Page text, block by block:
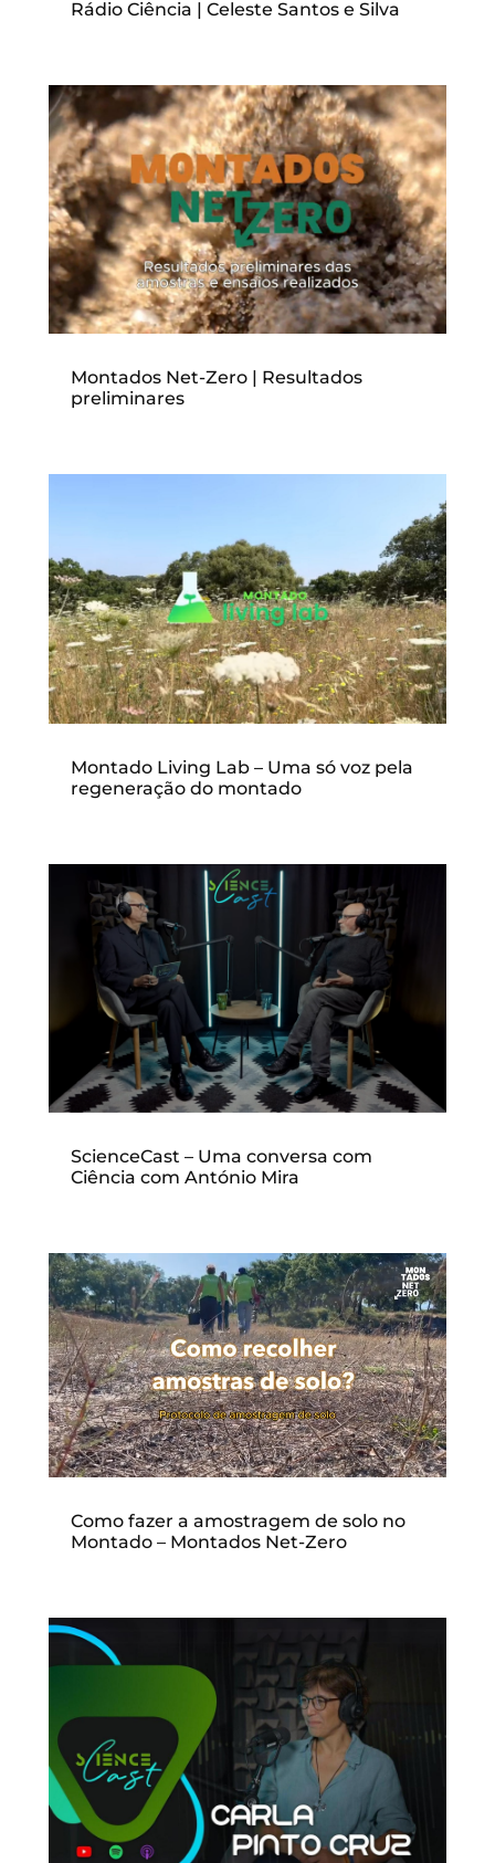
Rádio Ciência | Celeste Santos e Silva
Montados Net-Zero | Resultados
preliminares
Montado Living Lab – Uma só voz pela
regeneração do montado
ScienceCast – Uma conversa com
Ciência com António Mira
Como fazer a amostragem de solo no
Montado – Montados Net-Zero